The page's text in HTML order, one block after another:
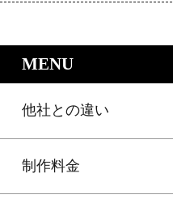
MENU｜LP制作.jp
他社との違い
制作料金